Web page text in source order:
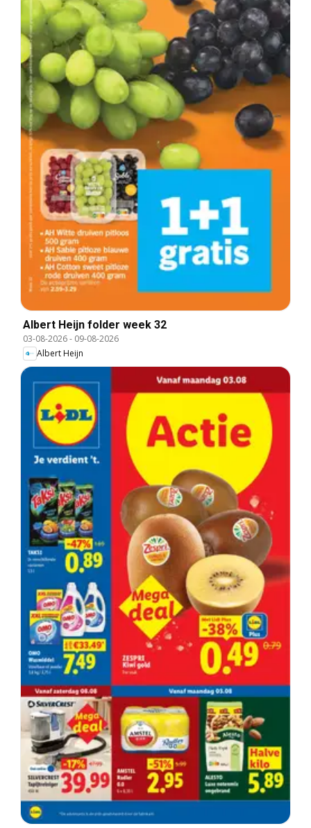
Albert Heijn folder week 32
03-08-2026- 09-08-2026
Albert Heijn